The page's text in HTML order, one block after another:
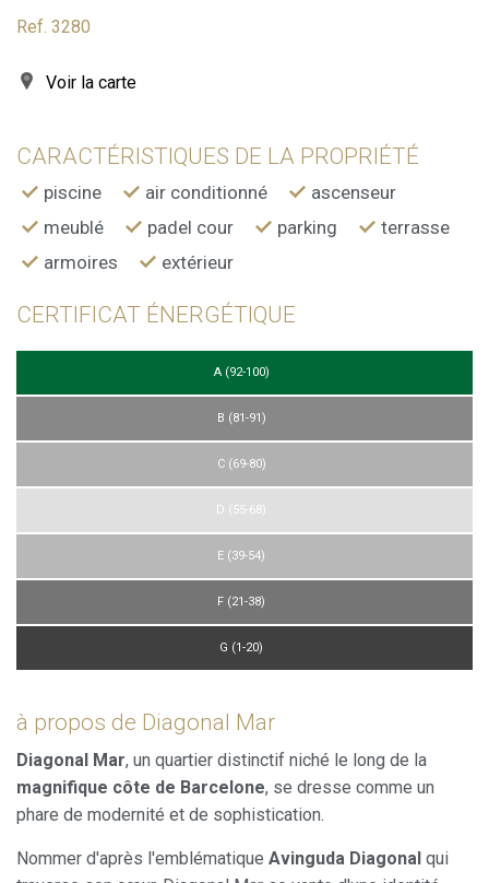
Ref. 3280
Voir la carte
CARACTÉRISTIQUES DE LA PROPRIÉTÉ
piscine air conditionné
ascenseur
meublé
padel cour parking
terrasse
armoires
extérieur
CERTIFICAT ÉNERGÉTIQUE
A (92-100)
B (81-91)
C (69-80)
D (55-68)
E (39-54)
F (21-38)
G (1-20)
à propos de Diagonal Mar
Diagonal Mar, un quartier distinctif niché le long de la
magnifique côte de Barcelone, se dresse comme un
phare de modernité et de sophistication.
Nommer d'après l'emblématique Avinguda Diagonal qui
publicités liées au profil de navigation de l'utilisateur.